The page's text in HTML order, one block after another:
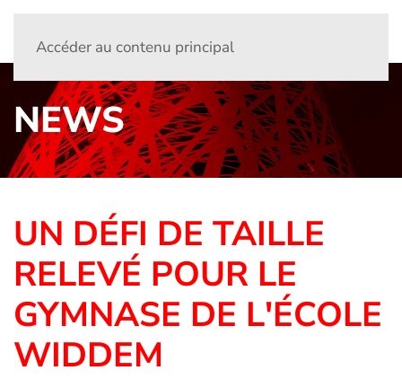
Accéder au contenu principal
NEWS
UN DÉFI DE TAILLE
RELEVÉ POUR LE
GYMNASE DE L'ÉCOLE
WIDDEM